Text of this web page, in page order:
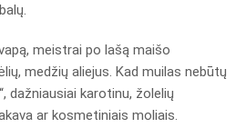
meistrai po lašą maišo
medžių aliejus. Kad muilas nebūtų
dažniausiai karotinu, žolelių
ar kosmetiniais moliais.